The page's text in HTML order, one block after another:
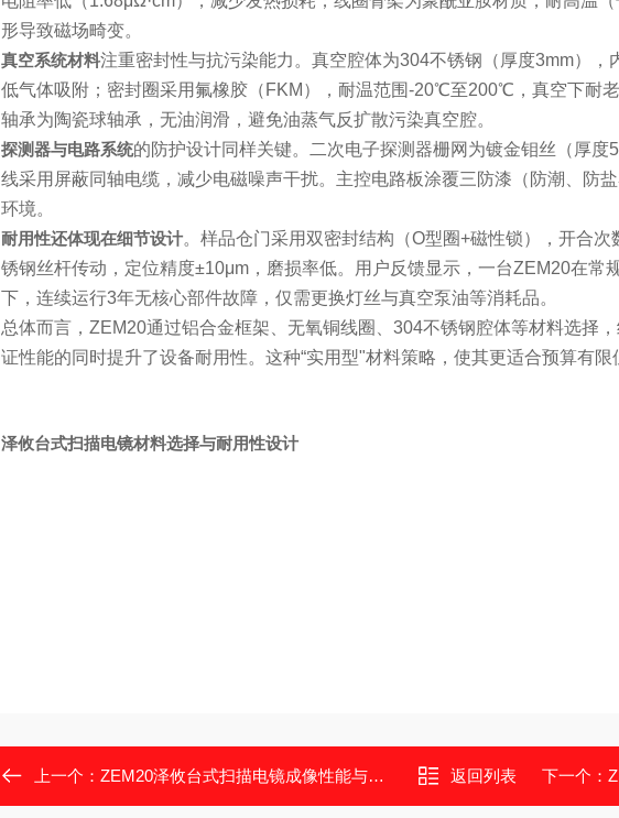
形导致磁场畸变。
真空系统材料注重密封性与抗污染能力。真空腔体为304不锈钢（厚度3mm），
低气体吸附；密封圈采用氟橡胶（FKM），耐温范围-20℃至200℃，真空下耐
轴承为陶瓷球轴承，无油润滑，避免油蒸气反扩散污染真空腔。
探测器与电路系统的防护设计同样关键。二次电子探测器栅网为镀金钼丝（厚度
线采用屏蔽同轴电缆，减少电磁噪声干扰。主控电路板涂覆三防漆（防潮、防
环境。
耐用性还体现在细节设计。样品仓门采用双密封结构（O型圈+磁性锁），开合
锈钢丝杆传动，定位精度±10μm，磨损率低。用户反馈显示，一台ZEM20在常
下，连续运行3年无核心部件故障，仅需更换灯丝与真空泵油等消耗品。
总体而言，ZEM20通过铝合金框架、无氧铜线圈、304不锈钢腔体等材料选择
证性能的同时提升了设备耐用性。这种“实用型"材料策略，使其更适合预算有限
泽攸台式扫描电镜材料选择与耐用性设计
上一个： ZEM20泽攸台式扫描电镜成像性能与参数表现解析 返回列表 下一个：